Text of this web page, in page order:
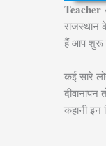
Teacher
राजस्थान
हैं आप शुरू
कई सारे
कहानी इन